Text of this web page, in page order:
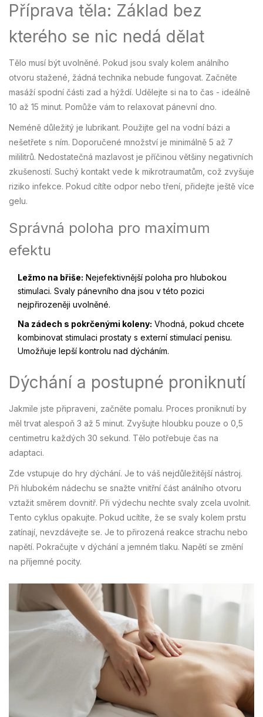
Příprava těla: Základ bez
kterého se nic nedá dělat
Tělo musí být uvolněné. Pokud jsou svaly kolem análního
otvoru stažené, žádná technika nebude fungovat. Začněte
masáží spodní části zad a hýždí. Udělejte si na to čas - ideálně
10 až 15 minut. Pomůže vám to relaxovat pánevní dno.
Neméně důležitý je lubrikant. Použijte gel na vodní bázi a
nešetřete s ním. Doporučené množství je minimálně 5 až 7
mililitrů. Nedostatečná mazlavost je příčinou většiny negativních
zkušeností. Suchý kontakt vede k mikrotraumatům, což zvyšuje
riziko infekce. Pokud cítíte odpor nebo tření, přidejte ještě více
gelu.
Správná poloha pro maximum
efektu
Ležmo na břiše: Nejefektivnější poloha pro hlubokou
stimulaci. Svaly pánevního dna jsou v této pozici
nejpřirozeněji uvolněné.
Na zádech s pokrčenými koleny: Vhodná, pokud chcete
kombinovat stimulaci prostaty s externí stimulací penisu.
Umožňuje lepší kontrolu nad dýcháním.
Dýchání a postupné proniknutí
Jakmile jste připraveni, začněte pomalu. Proces proniknutí by
měl trvat alespoň 3 až 5 minut. Zvyšujte hloubku pouze o 0,5
centimetru každých 30 sekund. Tělo potřebuje čas na
adaptaci.
Zde vstupuje do hry dýchání. Je to váš nejdůležitější nástroj.
Při hlubokém nádechu se snažte vnitřní část análního otvoru
vztažit směrem dovnitř. Při výdechu nechte svaly zcela uvolnit.
Tento cyklus opakujte. Pokud ucítíte, že se svaly kolem prstu
zatínají, nevzdávejte se. Je to přirozená reakce strachu nebo
napětí. Pokračujte v dýchání a jemném tlaku. Napětí se změní
na příjemné pocity.